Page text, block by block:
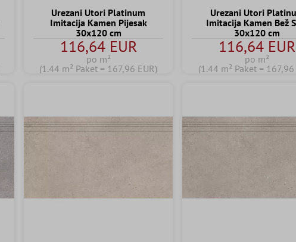
Urezani Utori Platinum
Imitacija Kamen Pijesak
30x120 cm
116,64 EUR
po m²
(1.44 m² Paket = 167,96 EUR)
Urezani Utori
Imitacija Kamen Bež
30x120 cm
116,64 EUR
po m²
(1.44 m² Paket = 167,96